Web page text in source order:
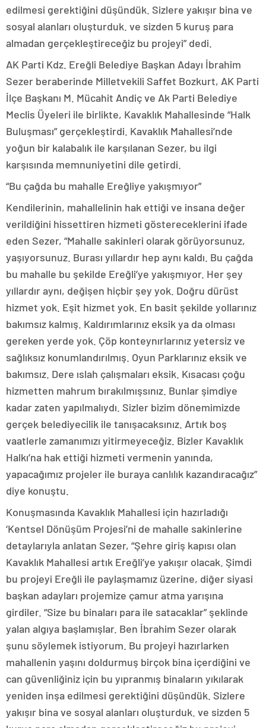
edilmesi gerektiğini düşündük. Sizlere yakışır bina ve
sosyal alanları oluşturduk. ve sizden 5 kuruş para
almadan gerçekleştireceğiz bu projeyi” dedi.
AK Parti Kdz. Ereğli Belediye Başkan Adayı İbrahim
Sezer beraberinde Milletvekili Saffet Bozkurt, AK Parti
İlçe Başkanı M. Mücahit Andiç ve Ak Parti Belediye
Meclis Üyeleri ile birlikte, Kavaklık Mahallesinde “Halk
Buluşması” gerçekleştirdi. Kavaklık Mahallesi’nde
yoğun bir kalabalık ile karşılanan Sezer, bu ilgi
karşısında memnuniyetini dile getirdi.
“Bu çağda bu mahalle Ereğliye yakışmıyor”
Kendilerinin, mahallelinin hak ettiği ve insana değer
verildiğini hissettiren hizmeti göstereceklerini ifade
eden Sezer, “Mahalle sakinleri olarak görüyorsunuz,
yaşıyorsunuz. Burası yıllardır hep aynı kaldı. Bu çağda
bu mahalle bu şekilde Ereğli’ye yakışmıyor. Her şey
yıllardır aynı, değişen hiçbir şey yok. Doğru dürüst
hizmet yok. Eşit hizmet yok. En basit şekilde yollarınız
bakımsız kalmış. Kaldırımlarınız eksik ya da olması
gereken yerde yok. Çöp konteynırlarınız yetersiz ve
sağlıksız konumlandırılmış. Oyun Parklarınız eksik ve
bakımsız. Dere ıslah çalışmaları eksik. Kısacası çoğu
hizmetten mahrum bırakılmışsınız. Bunlar şimdiye
kadar zaten yapılmalıydı. Sizler bizim dönemimizde
gerçek belediyecilik ile tanışacaksınız. Artık boş
vaatlerle zamanımızı yitirmeyeceğiz. Bizler Kavaklık
Halkı’na hak ettiği hizmeti vermenin yanında,
yapacağımız projeler ile buraya canlılık kazandıracağız”
diye konuştu.
Konuşmasında Kavaklık Mahallesi için hazırladığı
‘Kentsel Dönüşüm Projesi’ni de mahalle sakinlerine
detaylarıyla anlatan Sezer, “Şehre giriş kapısı olan
Kavaklık Mahallesi artık Ereğli’ye yakışır olacak. Şimdi
bu projeyi Ereğli ile paylaşmamız üzerine, diğer siyasi
başkan adayları projemize çamur atma yarışına
girdiler. “Size bu binaları para ile satacaklar” şeklinde
yalan algıya başlamışlar. Ben İbrahim Sezer olarak
şunu söylemek istiyorum. Bu projeyi hazırlarken
mahallenin yaşını doldurmuş birçok bina içerdiğini ve
can güvenliğiniz için bu yıpranmış binaların yıkılarak
yeniden inşa edilmesi gerektiğini düşündük. Sizlere
yakışır bina ve sosyal alanları oluşturduk. ve sizden 5